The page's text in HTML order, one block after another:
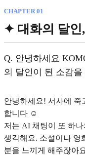
CHAPTER 01
✦ 대화의 달
Q. 안녕하세요
의 달인이 된 소감
안녕하세요! 서사에 죽
합니다 ☺️
저는 AI 채팅이 또 하
생각해요. 소설이나 영
분을 느끼게 해주잖아